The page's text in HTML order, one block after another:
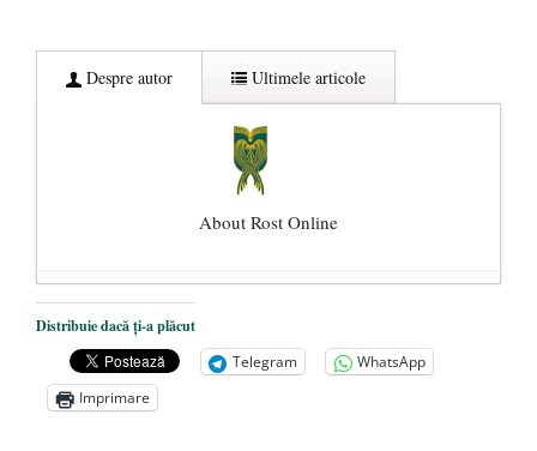
Despre autor Ultimele articole
About Rost Online
Dezvăluiri cutremurătoare despre
președintele Ucrainei, Volodymyr
Zelensky
- 13 mai 2026
Statul care servește Națiunea
Distribuie dacă ți-a plăcut
Telegram
WhatsApp
Imprimare